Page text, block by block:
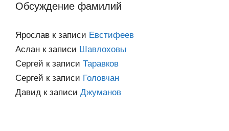
Обсуждение фамилий
Ярослав к записи Евстифеев
Аслан к записи Шавлоховы
Сергей к записи Таравков
Сергей к записи Головчан
Давид к записи Джуманов